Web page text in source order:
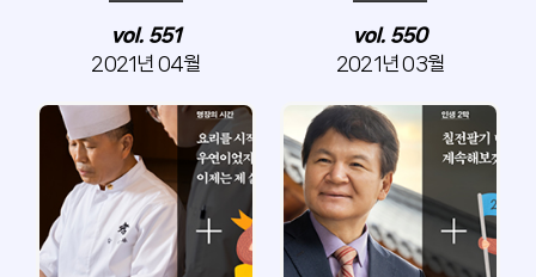
vol. 551
2021년 04월
vol. 550
2021년 03월